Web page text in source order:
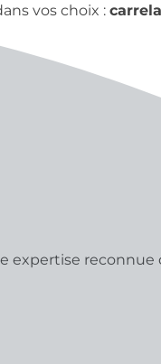
vos choix :
expertise reconnue